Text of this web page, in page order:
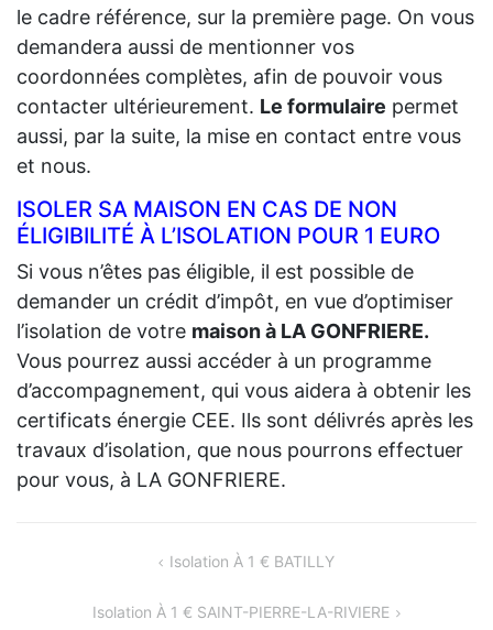
le cadre référence, sur la première page. On vous
demandera aussi de mentionner vos
coordonnées complètes, afin de pouvoir vous
contacter ultérieurement. Le formulaire permet
aussi, par la suite, la mise en contact entre vous
et nous.
ISOLER SA MAISON EN CAS DE NON
ÉLIGIBILITÉ À L’ISOLATION POUR 1 EURO
Si vous n’êtes pas éligible, il est possible de
demander un crédit d’impôt, en vue d’optimiser
l’isolation de votre maison à LA GONFRIERE.
Vous pourrez aussi accéder à un programme
d’accompagnement, qui vous aidera à obtenir les
certificats énergie CEE. Ils sont délivrés après les
travaux d’isolation, que nous pourrons effectuer
pour vous, à LA GONFRIERE.
L’ARTICLE
Isolation À 1 € BATILLY
Isolation À 1 € SAINT-PIERRE-LA-RIVIERE